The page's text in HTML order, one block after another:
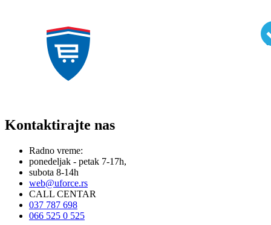
Kontaktirajte nas
Radno vreme:
ponedeljak - petak 7-17h,
subota 8-14h
web@uforce.rs
CALL CENTAR
037 787 698
066 525 0 525